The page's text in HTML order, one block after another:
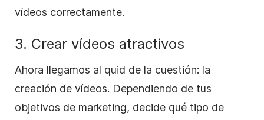
vídeos correctamente.
3. Crear vídeos atractivos
Ahora llegamos al quid de la cuestión: la
creación de vídeos. Dependiendo de tus
objetivos de marketing, decide qué tipo de